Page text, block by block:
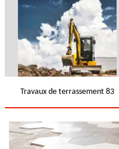
Travaux de terrassement 83